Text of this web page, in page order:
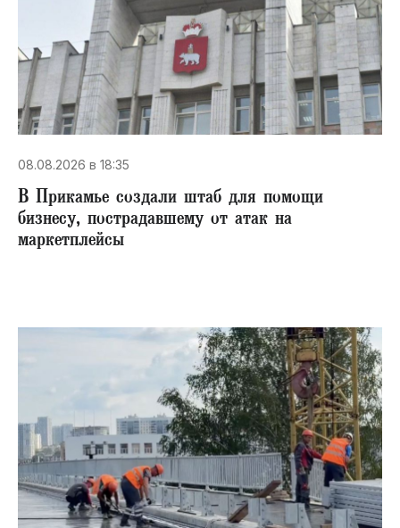
08.08.2026 в 18:35
В Прикамье создали штаб для помощи
бизнесу, пострадавшему от атак на
маркетплейсы